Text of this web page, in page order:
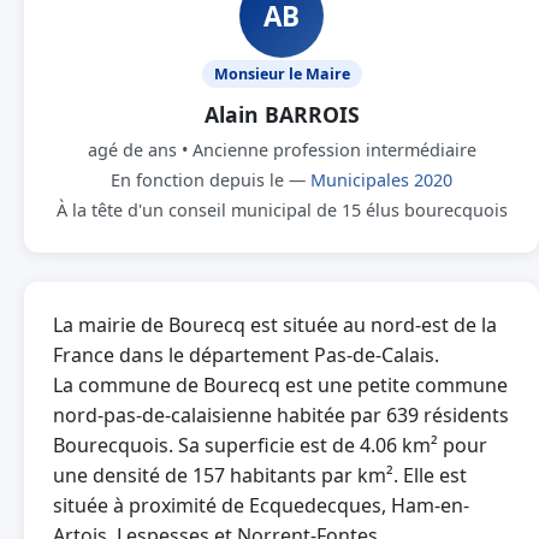
AB
Monsieur le Maire
Alain BARROIS
agé de ans • Ancienne profession intermédiaire
En fonction depuis le — Municipales 2020
À la tête d'un conseil municipal de 15 élus bourecquois
La mairie de Bourecq est située au nord-est de la
France dans le département Pas-de-Calais.
La commune de Bourecq est une petite commune
nord-pas-de-calaisienne habitée par 639 résidents
Bourecquois. Sa superficie est de 4.06 km² pour
une densité de 157 habitants par km². Elle est
située à proximité de Ecquedecques, Ham-en-